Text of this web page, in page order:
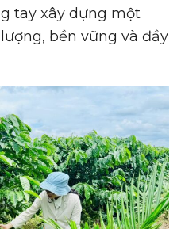
tay xây dựng một
bền vững và đầy